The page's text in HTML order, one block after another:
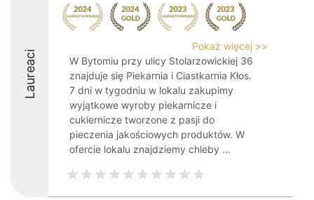
Laureaci
Pokaż więcej >>
W Bytomiu przy ulicy Stolarzowickiej 36
znajduje się Piekarnia i Ciastkarnia Kłos.
7 dni w tygodniu w lokalu zakupimy
wyjątkowe wyroby piekarnicze i
cukiernicze tworzone z pasji do
pieczenia jakościowych produktów. W
ofercie lokalu znajdziemy chleby ...